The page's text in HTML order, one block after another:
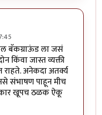
बॅकग्राऊंड ला जसं
किंवा जास्त व्यक्ती
अनेकदा अतर्क्य
संभाषण पाहून मीच
प्रकार खूपच ठळक ऐकू